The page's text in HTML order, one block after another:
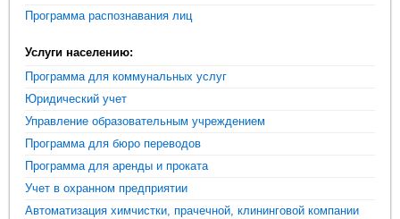
Программа распознавания лиц
Услуги населению:
Программа для коммунальных услуг
Юридический учет
Управление образовательным учреждением
Программа для бюро переводов
Программа для аренды и проката
Учет в охранном предприятии
Автоматизация химчистки, прачечной, клининговой компании